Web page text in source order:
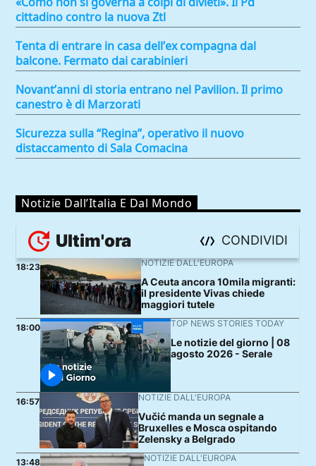
cittadino contro la nuova Ztl
Tenta di entrare in casa dell’ex compagna dal
balcone. Fermato dai carabinieri
Novant’anni di storia entrano nel Pavilion. Il primo
canestro è di Marzorati
Sicurezza sulla “Regina”, operativo il nuovo
distaccamento di Sala Comacina
Notizie Dall’Italia E Dal Mondo